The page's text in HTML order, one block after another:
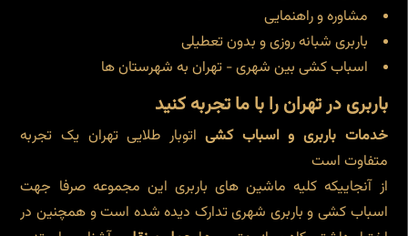
مشاوره و راهنمایی
باربری شبانه روزی و بدون تعطیلی
اسباب کشی بین شهری - تهران به شهرستان ها
باربری در تهران را با ما تجربه کنید
خدمات باربری و اسباب کشیاتوبار طلایی تهران یک تجربه
متفاوت است
از آنجاییکه کلیه ماشین های باربری این مجموعه صرفا جهت
اسباب کشی و باربری شهری تدارک دیده شده است و همچنین در